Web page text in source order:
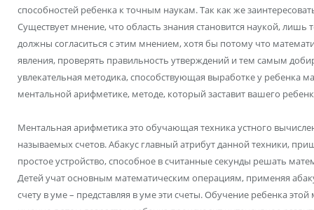
способностей ребенка к точным наукам. Так как же
Существует мнение, что область знания становится наукой,
должны согласиться с этим мнением, хотя бы потому что
явления, проверять правильность утверждений и тем самым
увлекательная методика, способствующая выработке у ребенка
ментальной арифметике, методе, который заставит вашего
Ментальная арифметика это обучающая техника устного
называемых счетов. Абакус главный атрибут данной техники,
простое устройство, способное в считанные секунды решать
Детей учат основным математическим операциям, применяя
счету в уме – представляя в уме эти счеты. Обучение ребенка этой